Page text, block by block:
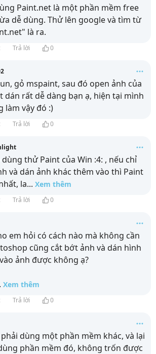
Paint.net là một phần mềm free
dễ dùng. Thử lên google và tìm từ
là ra.
Trả lời 0
gỏ mspaint, sau đó open ảnh của
dán rất dễ dàng bạn ạ, hiện tại mình
làm vậy đó :)
Trả lời 0
dùng thử Paint của Win :4: , nếu chỉ
và dán ảnh khác thêm vào thì Paint
la... Xem thêm
Trả lời 0
em hỏi có cách nào mà không cần
cũng cắt bớt ảnh và dán hình
ảnh được không ạ?
Xem thêm
Trả lời 0
dùng một phần mềm khác, và lại
phần mềm đó, không trốn được